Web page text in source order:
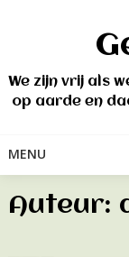
We zijn vrij als
op aarde en
MENU
Auteur: